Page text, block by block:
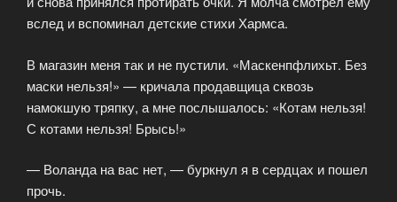
вслед и вспоминал детские стихи Хармса.
В магазин меня так и не пустили. «Маскенпфлихьт. Без
маски нельзя!» — кричала продавщица сквозь
намокшую тряпку, а мне послышалось: «Котам нельзя!
С котами нельзя! Брысь!»
— Воланда на вас нет, — буркнул я в сердцах и пошел
прочь.